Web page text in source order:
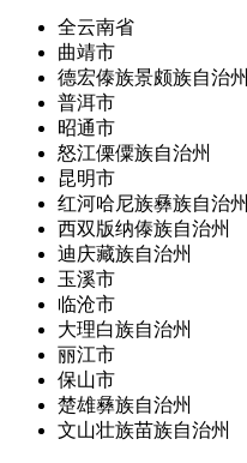
全云南省
曲靖市
德宏傣族景颇族自治州
普洱市
昭通市
怒江傈僳族自治州
昆明市
红河哈尼族彝族自治州
西双版纳傣族自治州
迪庆藏族自治州
玉溪市
临沧市
大理白族自治州
丽江市
保山市
楚雄彝族自治州
文山壮族苗族自治州